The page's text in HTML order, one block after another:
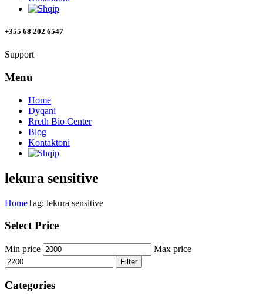
+355 68 202 6547
Support
Menu
Home
Dyqani
Rreth Bio Center
Blog
Kontaktoni
lekura sensitive
HomeTag: lekura sensitive
Select Price
Min price Max price
Filter
Categories